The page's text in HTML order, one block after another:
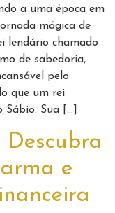
a uma época em
mágica de
lendário chamado
de sabedoria,
pelo
que um rei
Sua […]
Descubra
e